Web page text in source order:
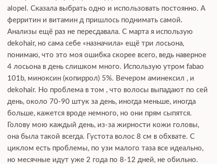
alopel. Сказала выбрать одно и использовать постоянно. А
ферритин и витамин д пришлось поднимать самой.
Анализы ещё раз не пересдавала. С марта я использую
dekohair, но сама себе «назначила» ещё три лосьона,
понимаю, что это моя ошибка скорее всего, ведь наверное
4 лосьона в день слишком много. Использую утром fabao
101b, миноксин (копиррол) 5%. Вечером аминексил , и
dekohair. Но проблема в том , что волосы выпадают по сей
день, около 70-90 штук за день, иногда меньше, иногда
больше, кажется вроде немного, но они прям сыпятся.
Голову мою каждый день, из-за жирности кожи головы,
она была такой всегда. Густота волос 8 см в обхвате. С
циклом есть проблемы, по узи малого таза все идеально,
но месячные идут уже 2 года по 8-12 дней, не обильно.